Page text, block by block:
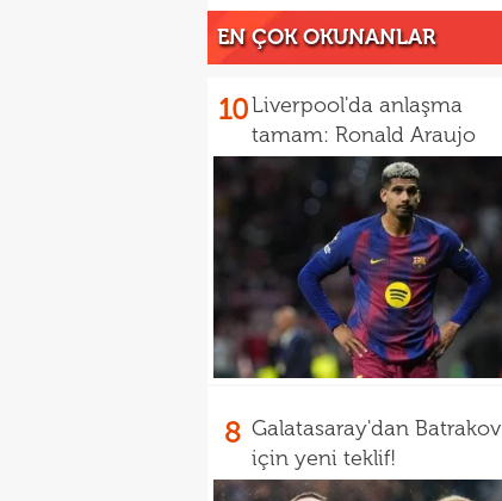
EN ÇOK OKUNANLAR
10Liverpool'da anlaşma
tamam: Ronald Araujo
8 Galatasaray'dan Batrakov
için yeni teklif!